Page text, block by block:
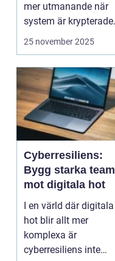
mer utmanande när
system är krypterade
oc...
25 november 2025
Cyberresiliens:
Bygg starka team
mot digitala hot
I en värld där digitala
hot blir allt mer
komplexa är
cyberresiliens inte